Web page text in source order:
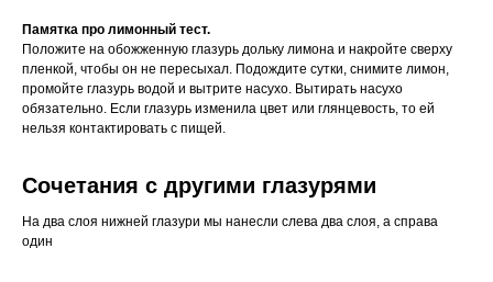
Памятка про лимонный тест.
Положите на обожженную глазурь дольку лимона и накройте сверху
пленкой, чтобы он не пересыхал. Подождите сутки, снимите лимон,
промойте глазурь водой и вытрите насухо. Вытирать насухо
обязательно. Если глазурь изменила цвет или глянцевость, то ей
нельзя контактировать с пищей.
Сочетания с другими глазурями
На два слоя нижней глазури мы нанесли слева два слоя, а справа
один